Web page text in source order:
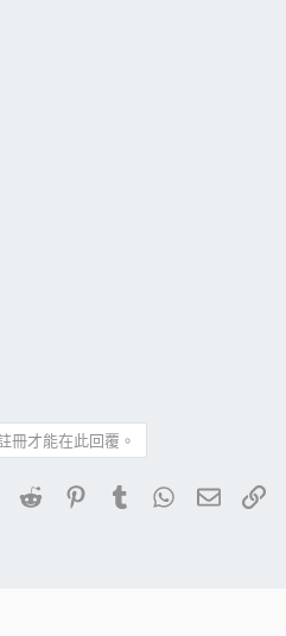
冊才能在此回覆。
LinkedIn
Reddit PinterestTumblrWhatsApp
電子